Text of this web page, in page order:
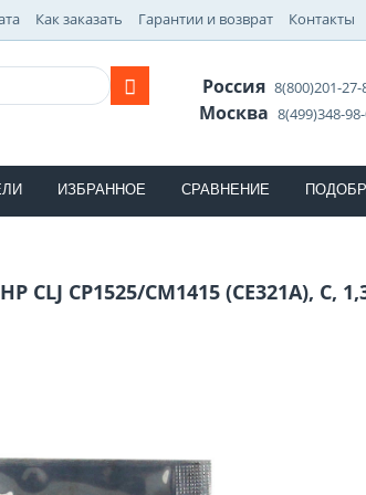
Как заказать Гарантии и возврат Контакты
Россия8(800)201-27-
Москва8(499)348-
ИЗБРАННОЕ СРАВНЕНИЕ
CP1525/CM1415 (CE321A), C,